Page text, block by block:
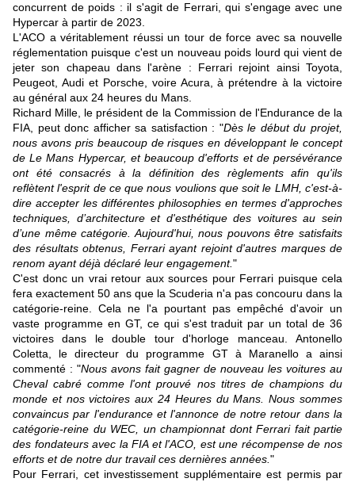
concurrent de poids : il s'agit de Ferrari, qui s'engage avec une
Hypercar à partir de 2023.
L'ACO a véritablement réussi un tour de force avec sa nouvelle
réglementation puisque c'est un nouveau poids lourd qui vient de
jeter son chapeau dans l'arène : Ferrari rejoint ainsi Toyota,
Peugeot, Audi et Porsche, voire Acura, à prétendre à la victoire
au général aux 24 heures du Mans.
Richard Mille, le président de la Commission de l'Endurance de la
FIA, peut donc afficher sa satisfaction : "Dès le début du projet,
nous avons pris beaucoup de risques en développant le concept
de Le Mans Hypercar, et beaucoup d'efforts et de persévérance
ont été consacrés à la définition des règlements afin qu'ils
reflètent l'esprit de ce que nous voulions que soit le LMH, c'est-à-
dire accepter les différentes philosophies en termes d'approches
techniques, d’architecture et d'esthétique des voitures au sein
d’une même catégorie. Aujourd'hui, nous pouvons être satisfaits
des résultats obtenus, Ferrari ayant rejoint d'autres marques de
renom ayant déjà déclaré leur engagement."
C'est donc un vrai retour aux sources pour Ferrari puisque cela
fera exactement 50 ans que la Scuderia n'a pas concouru dans la
catégorie-reine. Cela ne l'a pourtant pas empêché d'avoir un
vaste programme en GT, ce qui s'est traduit par un total de 36
victoires dans le double tour d'horloge manceau. Antonello
Coletta, le directeur du programme GT à Maranello a ainsi
commenté : "Nous avons fait gagner de nouveau les voitures au
Cheval cabré comme l'ont prouvé nos titres de champions du
monde et nos victoires aux 24 Heures du Mans. Nous sommes
convaincus par l'endurance et l'annonce de notre retour dans la
catégorie-reine du WEC, un championnat dont Ferrari fait partie
des fondateurs avec la FIA et l'ACO, est une récompense de nos
efforts et de notre dur travail ces dernières années. "
Pour Ferrari, cet investissement supplémentaire est permis par